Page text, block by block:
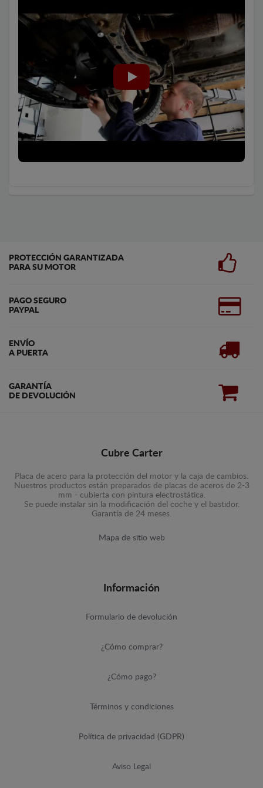
PROTECCIÓN GARANTIZADA
PARA SU MOTOR
PAGO SEGURO
PAYPAL
ENVÍO
A PUERTA
GARANTÍA
DE DEVOLUCIÓN
Cubre Carter
Placa de acero para la protección del motor y la caja de cambios.
Nuestros productos están preparados de placas de aceros de 2-3
mm - cubierta con pintura electrostática.
Se puede instalar sin la modificación del coche y el bastidor.
Garantía de 24 meses.
Mapa de sitio web
Información
Formulario de devolución
¿Cómo comprar?
¿Cómo pago?
Términos y condiciones
Política de privacidad (GDPR)
Aviso Legal